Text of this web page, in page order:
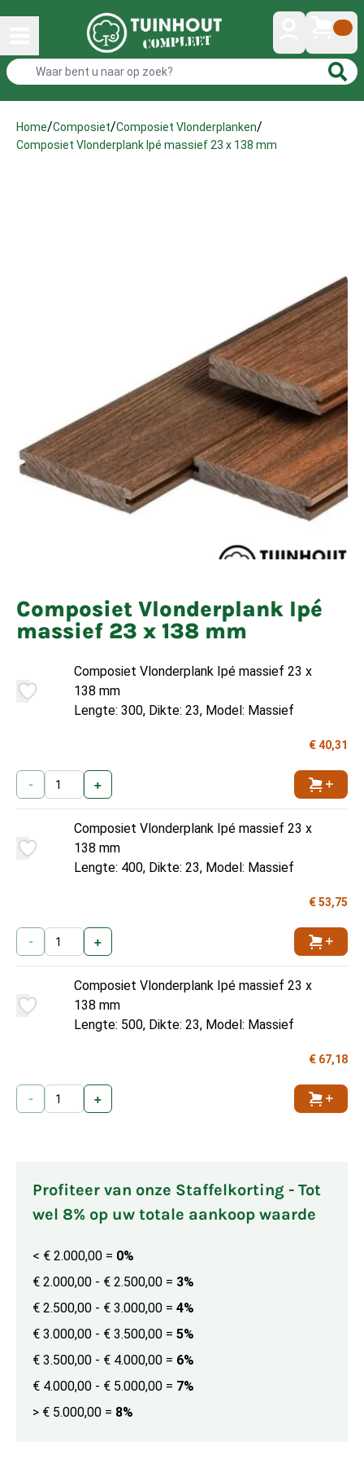
Home/Composiet/Composiet Vlonderplanken/
Composiet Vlonderplank Ipé massief 23 x 138 mm
Composiet Vlonderplank Ipé
massief 23 x 138 mm
Composiet Vlonderplank Ipé massief 23 x
138 mm
Lengte: 300, Dikte: 23, Model: Massief
€ 40,31
- +
Composiet Vlonderplank Ipé massief 23 x
138 mm
Lengte: 400, Dikte: 23, Model: Massief
€ 53,75
- +
Composiet Vlonderplank Ipé massief 23 x
138 mm
Lengte: 500, Dikte: 23, Model: Massief
€ 67,18
- +
Profiteer van onze Staffelkorting - Tot
wel 8% op uw totale aankoop waarde
< € 2.000,00 = 0%
€ 2.000,00 - € 2.500,00 = 3%
€ 2.500,00 - € 3.000,00 = 4%
€ 3.000,00 - € 3.500,00 = 5%
€ 3.500,00 - € 4.000,00 = 6%
€ 4.000,00 - € 5.000,00 = 7%
> € 5.000,00 = 8%